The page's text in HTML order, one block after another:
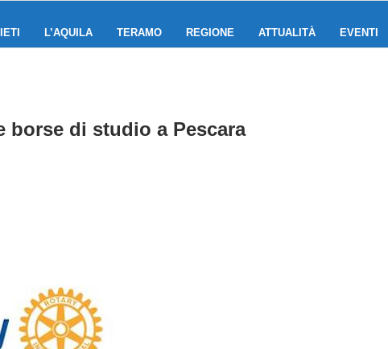
L’AQUILA TERAMO REGIONE ATTUALITÀ EVENTI
borse di studio a Pescara